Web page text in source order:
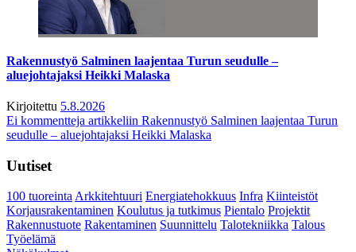
Rakennustyö Salminen laajentaa Turun seudulle –
aluejohtajaksi Heikki Malaska
Kirjoitettu 5.8.2026
Ei kommentteja artikkeliin Rakennustyö Salminen laajentaa Turun
seudulle – aluejohtajaksi Heikki Malaska
Uutiset
100 tuoreintaArkkitehtuuri Energiatehokkuus Infra Kiinteistöt
Korjausrakentaminen Koulutus ja tutkimus Pientalo Projektit
Rakennustuote Rakentaminen Suunnittelu Talotekniikka Talous
Työelämä